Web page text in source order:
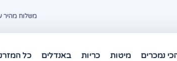
משלוח מהיר עד 48 שעות במרכז (בכפוף
נמכרים מיטות כריות באנדלים כל